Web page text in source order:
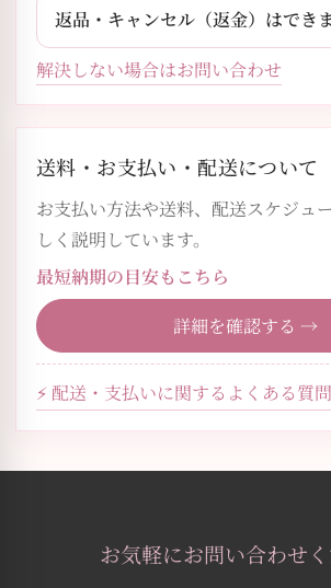
返品・キャンセル（返金）はでき
解決しない場合はお問い合わせ
送料・お支払い・配送について
お支払い方法や送料、配送スケジュ
しく説明しています。
最短納期の目安もこちら
詳細を確認する →
⚡ 配送・支払いに関するよくある質
お気軽にお問い合わせ